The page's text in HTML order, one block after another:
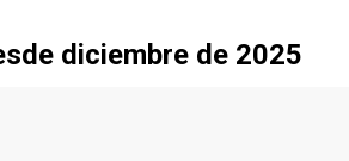
diciembre de 2025